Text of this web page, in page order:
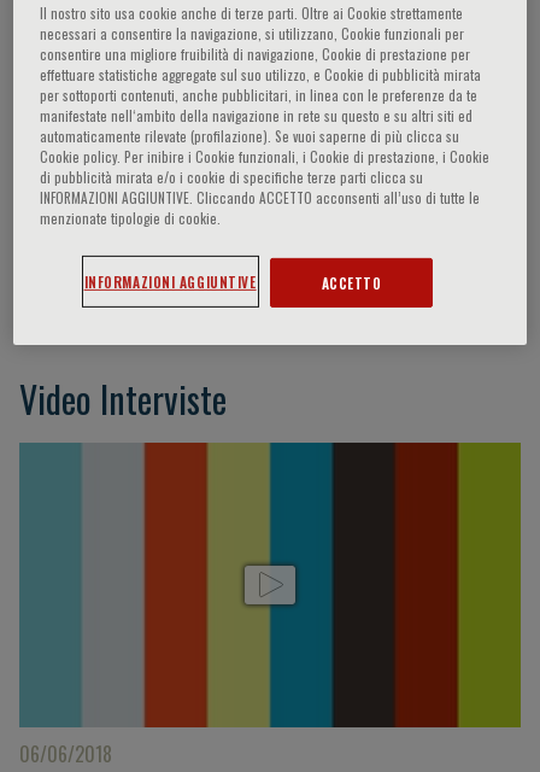
Brunelli Matteo,Capitanio Arrigo,Cornish
Toby,Crawford James,Dei Tos Angelo Paolo,
Della Mea Vincenzo,Demetris Antony J.,
D’Errico Antonia,Faggian Giuseppe, Feltrin
Giuseppe,Fraggetta Filippo,Garcia Rojo
Marcial,Kaplan Keith,Liotta Rosa,Mescoli
Claudia,Minervini Marta,
Pantanowitz Liron,Parwani Anil,Saccavini
Claudio,Segev Dorry,Truini Mauro
Video Interviste
06/06/2018
Il nostro sito usa cookie anche di terze parti. Oltre ai Cookie strettamente
necessari a consentire la navigazione, si utilizzano, Cookie funzionali per
consentire una migliore fruibilità di navigazione, Cookie di prestazione per
effettuare statistiche aggregate sul suo utilizzo, e Cookie di pubblicità mirata
per sottoporti contenuti, anche pubblicitari, in linea con le preferenze da te
manifestate nell‘ambito della navigazione in rete su questo e su altri siti ed
automaticamente rilevate (profilazione). Se vuoi saperne di più clicca su
Cookie policy. Per inibire i Cookie funzionali, i Cookie di prestazione, i Cookie
di pubblicità mirata e/o i cookie di specifiche terze parti clicca su
INFORMAZIONI AGGIUNTIVE. Cliccando ACCETTO acconsenti all’uso di tutte le
menzionate tipologie di cookie.
INFORMAZIONI AGGIUNTIVE ACCETTO